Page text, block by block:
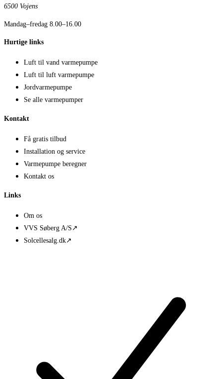
6500 Vojens
Mandag–fredag 8.00–16.00
Hurtige links
Luft til vand varmepumpe
Luft til luft varmepumpe
Jordvarmepumpe
Se alle varmepumper
Kontakt
Få gratis tilbud
Installation og service
Varmepumpe beregner
Kontakt os
Links
Om os
VVS Søberg A/S ↗
Solcellesalg.dk↗